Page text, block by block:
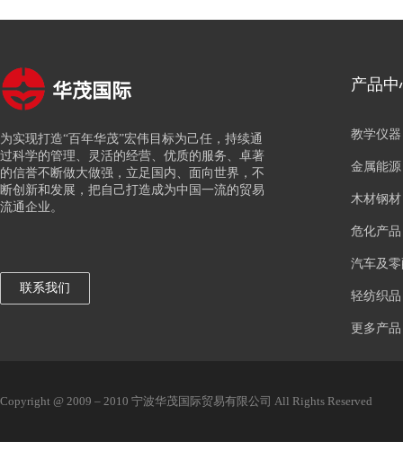
联系我们
华茂国际
为实现打造“百年华茂”宏伟目标为己任，持续通
过科学的管理、灵活的经营、优质的服务、卓著
的信誉不断做大做强，立足国内、面向世界，不
断创新和发展，把自己打造成为中国一流的贸易
流通企业。
产品中
Copyright @ 2009 – 2010 宁波华茂国际贸易有限公司 All Rights Reserved
教学仪器
金属能源
木材钢材
危化产品
汽车及
轻纺织品
更多产品